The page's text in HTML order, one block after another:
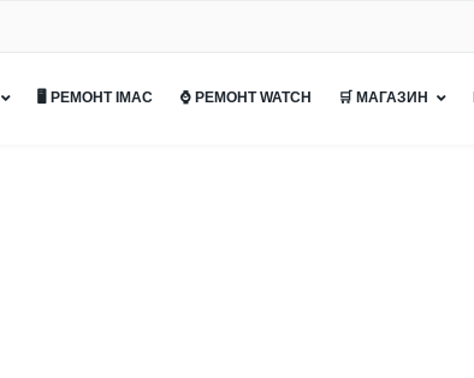
🖥 РЕМОНТ IMAC ⌚ РЕМОНТ WATCH 🛒 МАГАЗИН